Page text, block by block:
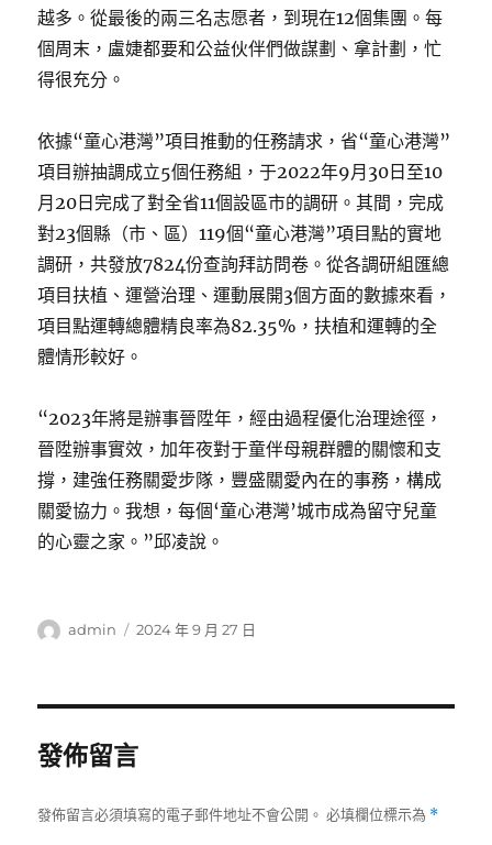
越多。從最後的兩三名志愿者，到現在12個集團。每
個周末，盧婕都要和公益伙伴們做謀劃、拿計劃，忙
得很充分。
依據“童心港灣”項目推動的任務請求，省“童心港灣”
項目辦抽調成立5個任務組，于2022年9月30日至10
月20日完成了對全省11個設區市的調研。其間，完成
對23個縣（市、區）119個“童心港灣”項目點的實地
調研，共發放7824份查詢拜訪問卷。從各調研組匯總
項目扶植、運營治理、運動展開3個方面的數據來看，
項目點運轉總體精良率為82.35%，扶植和運轉的全
體情形較好。
“2023年將是辦事晉陞年，經由過程優化治理途徑，
晉陞辦事實效，加年夜對于童伴母親群體的關懷和支
撐，建強任務關愛步隊，豐盛關愛內在的事務，構成
關愛協力。我想，每個‘童心港灣’城市成為留守兒童
的心靈之家。”邱凌說。
作
admin
發
2024 年 9 月 27 日
發佈留言
發佈留言必須填寫的電子郵件地址不會公開。 必填欄位標示為 *